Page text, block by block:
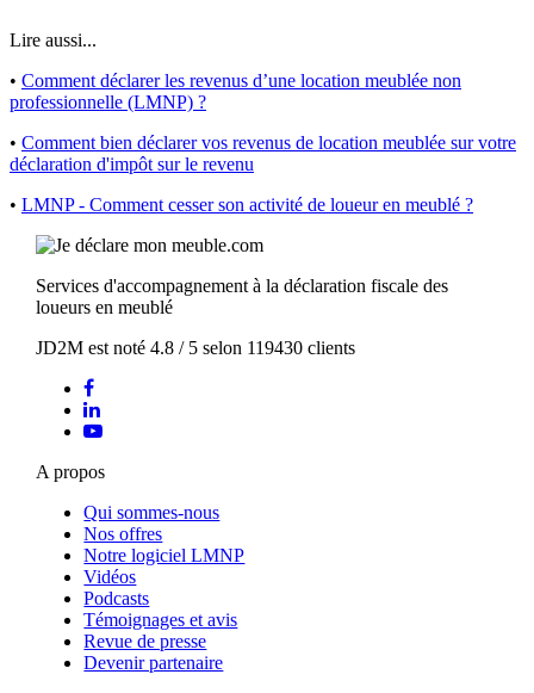
Lire aussi...
• Comment déclarer les revenus d’une location meublée non
professionnelle (LMNP) ?
• Comment bien déclarer vos revenus de location meublée sur votre
déclaration d'impôt sur le revenu
• LMNP - Comment cesser son activité de loueur en meublé ?
Services d'accompagnement à la déclaration fiscale des
loueurs en meublé
JD2M est noté4.8 / 5 selon 119430 clients
A propos
Qui sommes-nous
Nos offres
Notre logiciel LMNP
Vidéos
Podcasts
Témoignages et avis
Revue de presse
Devenir partenaire